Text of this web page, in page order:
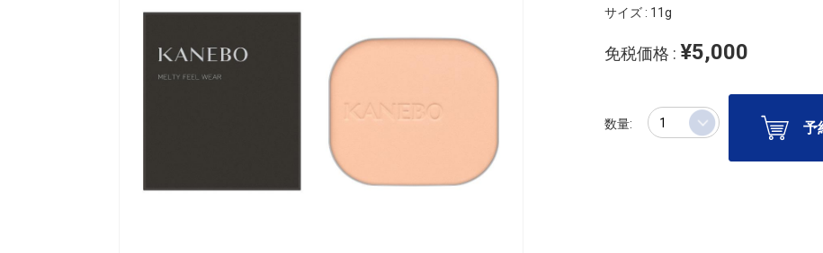
サイズ : 11g
免税価格 : ¥5,000
数量: 予